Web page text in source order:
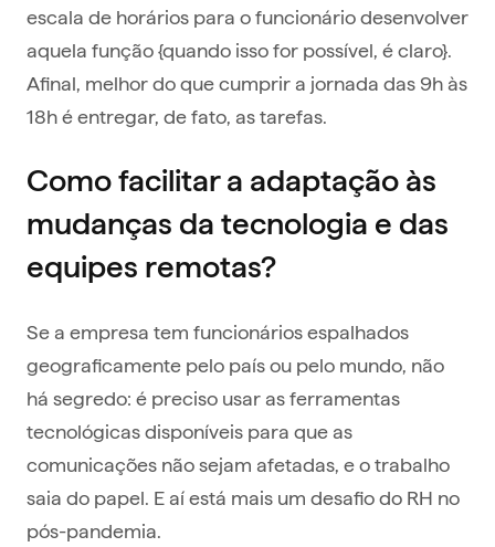
escala de horários para o funcionário desenvolver
aquela função {quando isso for possível, é claro}.
Afinal, melhor do que cumprir a jornada das 9h às
18h é entregar, de fato, as tarefas.
Como facilitar a adaptação às
mudanças da tecnologia e das
equipes remotas?
Se a empresa tem funcionários espalhados
geograficamente pelo país ou pelo mundo, não
há segredo: é preciso usar as ferramentas
tecnológicas disponíveis para que as
comunicações não sejam afetadas, e o trabalho
saia do papel. E aí está mais um desafio do RH no
pós-pandemia.